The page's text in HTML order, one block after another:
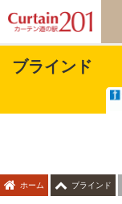
ブラインド
ホーム ブラインド